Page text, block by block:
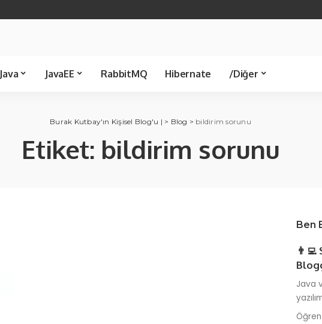
Java JavaEE RabbitMQ Hibernate /Diğer
Burak Kutbay'ın Kişisel Blog'u | > Blog > bildirim sorunu
Etiket: bildirim sorunu
Ben
Java